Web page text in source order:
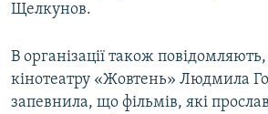
Щелкунов.
В організації також
кінотеатру «Жовтень» Людмила
запевнила, що фільмів, які